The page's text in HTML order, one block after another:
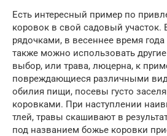
Есть интересный пример по
коровок в свой садовый участок.
рядочками, в весеннее время
также можно использовать
выбор, или трава, люцерна, к
повреждающиеся различными
обилия пищи, посевы густо
коровками. При наступлении
тлей, травы скашивают в
под названием божье коровки